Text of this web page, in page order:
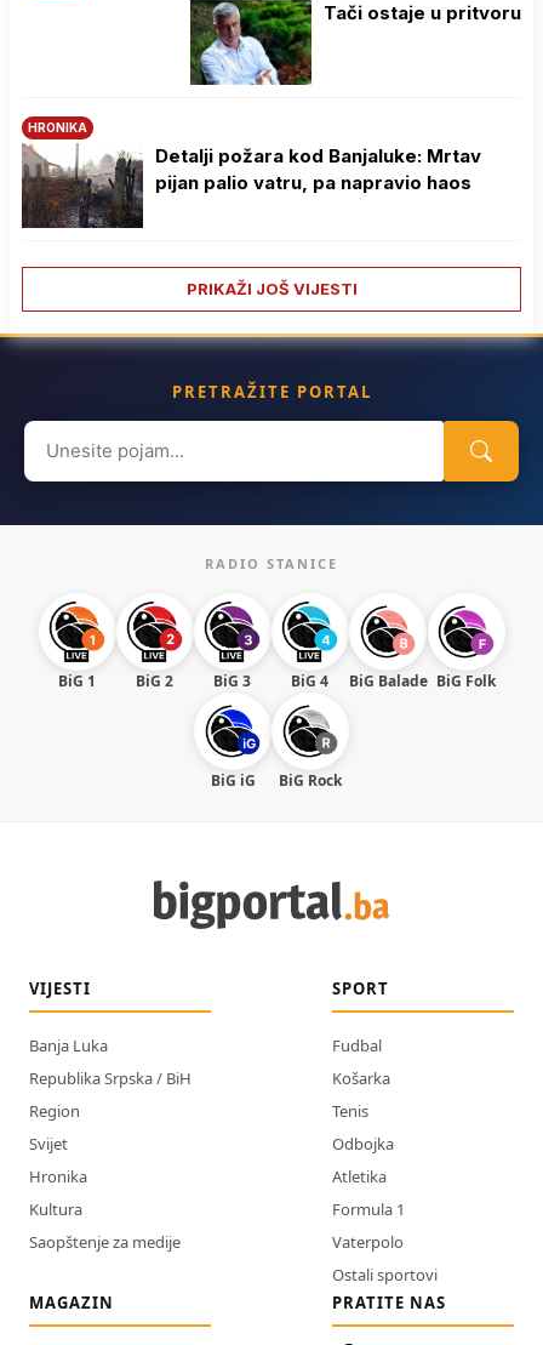
Tači ostaje u pritvoru
HRONIKA
Detalji požara kod Banjaluke: Mrtav
pijan palio vatru, pa napravio haos
PRIKAŽI JOŠ VIJESTI
PRETRAŽITE PORTAL
Search
for:
RADIO STANICE
BiG 1 BiG 2 BiG 3 BiG 4 BiG Balade BiG Folk
BiG iG BiG Rock
VIJESTI
Banja Luka
Republika Srpska / BiH
Region
Svijet
Hronika
Kultura
Saopštenje za medije
SPORT
Fudbal
Košarka
Tenis
Odbojka
Atletika
Formula 1
Vaterpolo
Ostali sportovi
MAGAZIN
PRATITE NAS